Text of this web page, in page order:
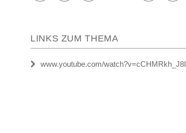
LINKS ZUM THEMA
www.youtube.com/watch?v=cCHMRkh_J8I